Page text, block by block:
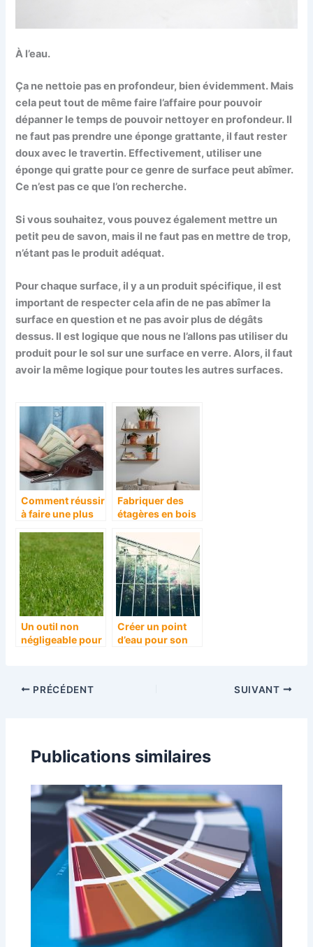
À l’eau.
Ça ne nettoie pas en profondeur, bien évidemment. Mais
cela peut tout de même faire l’affaire pour pouvoir
dépanner le temps de pouvoir nettoyer en profondeur. Il
ne faut pas prendre une éponge grattante, il faut rester
doux avec le travertin. Effectivement, utiliser une
éponge qui gratte pour ce genre de surface peut abîmer.
Ce n’est pas ce que l’on recherche.
Si vous souhaitez, vous pouvez également mettre un
petit peu de savon, mais il ne faut pas en mettre de trop,
n’étant pas le produit adéquat.
Pour chaque surface, il y a un produit spécifique, il est
important de respecter cela afin de ne pas abîmer la
surface en question et ne pas avoir plus de dégâts
dessus. Il est logique que nous ne l’allons pas utiliser du
produit pour le sol sur une surface en verre. Alors, il faut
avoir la même logique pour toutes les autres surfaces.
Comment réussir
à faire une plus
maison que nous
souhaitons
vendre ?
Fabriquer des
étagères en bois
facile !
Un outil non
négligeable pour
Créer un point
d’eau pour son
PRÉCÉDENT SUIVANT
Publications similaires